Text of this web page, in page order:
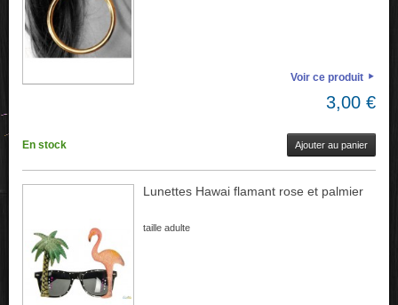
Voir ce produit
3,00 €
En stock Ajouter au panier
Lunettes Hawai flamant rose et palmier
taille adulte